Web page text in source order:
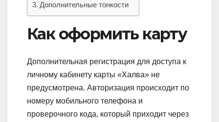
Дополнительные тонкости
Как оформить карту
Дополнительная регистрация для доступа к
личному кабинету карты «Халва» не
предусмотрена. Авторизация происходит по
номеру мобильного телефона и
проверочного кода, который приходит через